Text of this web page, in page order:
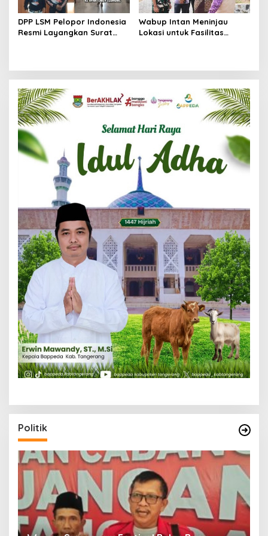
DPP LSM Pelopor Indonesia
Resmi Layangkan Surat
Wabup Intan Meninjau
Lokasi untuk Fasilitas
Politik